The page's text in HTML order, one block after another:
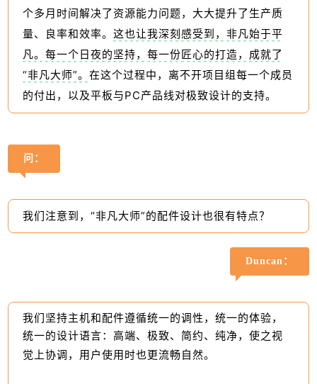
个多月时间解决了资源能力问题，大大提升了生产质
量、良率和效率。这也让我深刻感受到，非凡始于平
凡。每一个日夜的坚持，每一份匠心的打造，成就了
“非凡大师”。在这个过程中，离不开项目组每一个成员
的付出，以及平板与PC产品线对极致设计的支持。
问：
我们注意到，“非凡大师”的配件设计也很有特点？
Duncan：
我们坚持主机和配件遵循统一的调性，统一的体验，
统一的设计语言：高端、极致、简约、纯净，使之视
觉上协调，用户使用时也更流畅自然。